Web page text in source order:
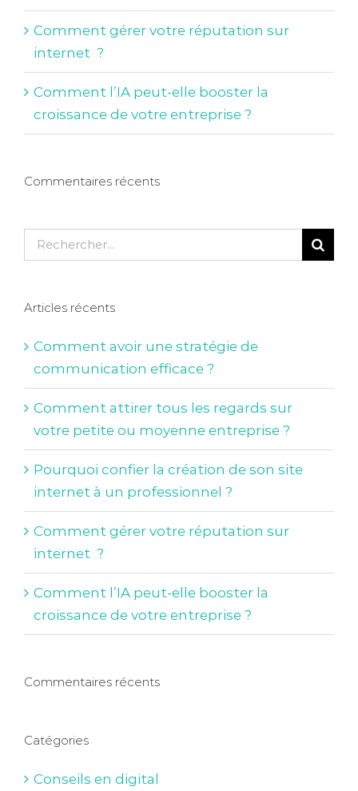
Comment gérer votre réputation sur
internet ?
Comment l’IA peut-elle booster la
croissance de votre entreprise ?
Commentaires récents
Rechercher:
Articles récents
Comment avoir une stratégie de
communication efficace ?
Comment attirer tous les regards sur
votre petite ou moyenne entreprise ?
Pourquoi confier la création de son site
internet à un professionnel ?
Comment gérer votre réputation sur
internet ?
Comment l’IA peut-elle booster la
croissance de votre entreprise ?
Commentaires récents
Catégories
Conseils en digital